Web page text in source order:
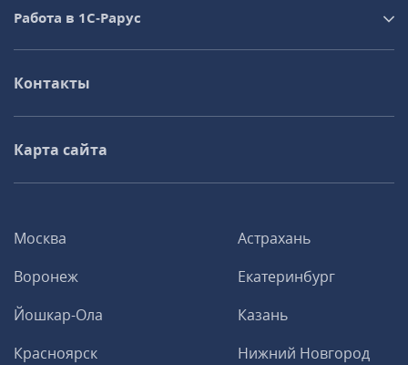
Москва
Астрахань
Воронеж
Екатеринбург
Йошкар-Ола
Казань
Красноярск
Нижний Новгород
Работа в 1С‑Рарус
Контакты
Карта сайта